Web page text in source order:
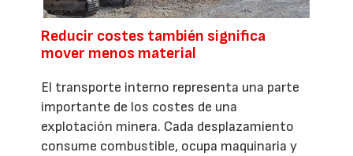
Reducir costes también significa
mover menos material
El transporte interno representa una parte
importante de los costes de una
explotación minera. Cada desplazamiento
consume combustible, ocupa maquinaria y